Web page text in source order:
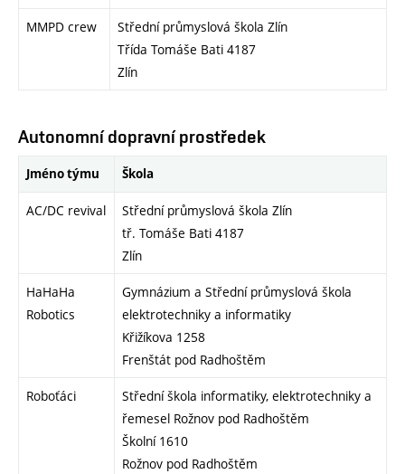
MMPD crew
Střední průmyslová škola Zlín
Třída Tomáše Bati 4187
Zlín
Autonomní dopravní prostředek
Jméno týmu Škola
AC/DC revival
Střední průmyslová škola Zlín
tř. Tomáše Bati 4187
Zlín
HaHaHa
Robotics
Gymnázium a Střední průmyslová škola
elektrotechniky a informatiky
Křižíkova 1258
Frenštát pod Radhoštěm
Roboťáci
Střední škola informatiky, elektrotechniky a
řemesel Rožnov pod Radhoštěm
Školní 1610
Rožnov pod Radhoštěm